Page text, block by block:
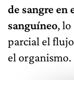
de sangre en
sanguíneo,
parcial el
el organismo.